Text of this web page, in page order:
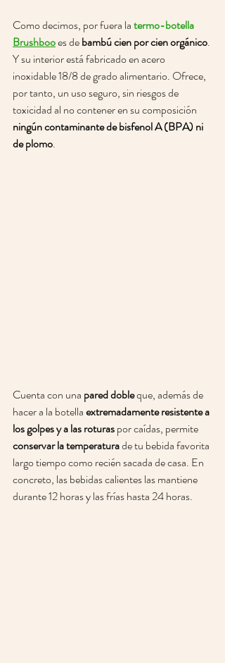
Como decimos, por fuera la termo-botella
Brushbooes de bambú cien por cien orgánico.
Y su interior está fabricado en acero
inoxidable 18/8 de grado alimentario. Ofrece,
por tanto, un uso seguro, sin riesgos de
toxicidad al no contener en su composición
ningún contaminante de bisfenol A (BPA) ni
de plomo.
Cuenta con una pared doble que, además de
hacer a la botella extremadamente resistente a
los golpes y a las roturas por caídas, permite
conservar la temperatura de tu bebida favorita
largo tiempo como recién sacada de casa. En
concreto, las bebidas calientes las mantiene
durante 12 horas y las frías hasta 24 horas.